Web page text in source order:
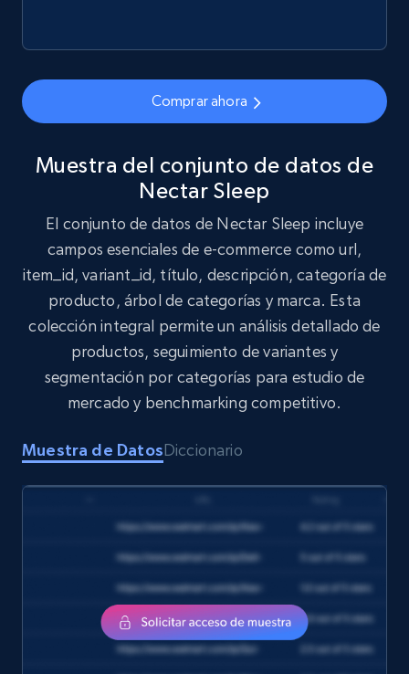
price, Currency, Sold, and more.
181+
Target
URL, Product id, Title, Product description,
Rating, Reviews count, Initial price, Discount,
and more.
eCommerce
1.3K+ 175+
amazon, Description amazon, Initial price
amazon, Currency amazon, Availability amazon,
and more.
Comprar ahora
Muestra del conjunto de datos de
Nectar Sleep
El conjunto de datos de Nectar Sleep incluye
campos esenciales de e-commerce como url,
item_id, variant_id, título, descripción, categoría de
producto, árbol de categorías y marca. Esta
colección integral permite un análisis detallado de
productos, seguimiento de variantes y
segmentación por categorías para estudio de
mercado y benchmarking competitivo.
Muestra de DatosDiccionario